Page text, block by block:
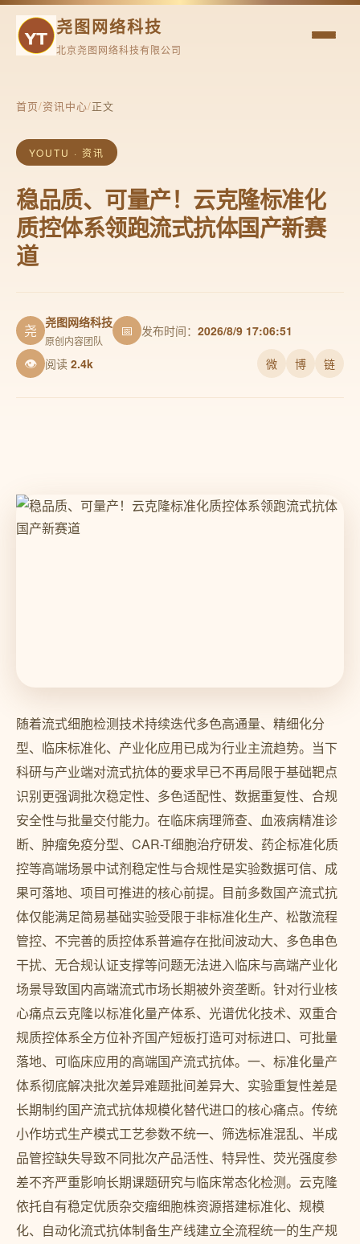
尧图网络科技
北京尧图网络科技有限公司
首页/资讯中心/正文
YOUTU · 资讯
稳品质、可量产！云克隆标准化
质控体系领跑流式抗体国产新赛
道
尧 尧图网络科技
原创内容团队
📅 发布时间： 2026/8/9 17:06:51
👁 阅读 2.4k 微 博 链
随着流式细胞检测技术持续迭代多色高通量、精细化分
型、临床标准化、产业化应用已成为行业主流趋势。当下
科研与产业端对流式抗体的要求早已不再局限于基础靶点
识别更强调批次稳定性、多色适配性、数据重复性、合规
安全性与批量交付能力。在临床病理筛查、血液病精准诊
断、肿瘤免疫分型、CAR-T细胞治疗研发、药企标准化质
控等高端场景中试剂稳定性与合规性是实验数据可信、成
果可落地、项目可推进的核心前提。目前多数国产流式抗
体仅能满足简易基础实验受限于非标准化生产、松散流程
管控、不完善的质控体系普遍存在批间波动大、多色串色
干扰、无合规认证支撑等问题无法进入临床与高端产业化
场景导致国内高端流式市场长期被外资垄断。针对行业核
心痛点云克隆以标准化量产体系、光谱优化技术、双重合
规质控体系全方位补齐国产短板打造可对标进口、可批量
落地、可临床应用的高端国产流式抗体。一、标准化量产
体系彻底解决批次差异难题批间差异大、实验重复性差是
长期制约国产流式抗体规模化替代进口的核心痛点。传统
小作坊式生产模式工艺参数不统一、筛选标准混乱、半成
品管控缺失导致不同批次产品活性、特异性、荧光强度参
差不齐严重影响长期课题研究与临床常态化检测。云克隆
依托自有稳定优质杂交瘤细胞株资源搭建标准化、规模
化、自动化流式抗体制备生产线建立全流程统一的生产规